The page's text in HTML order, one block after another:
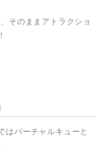
そのままアトラクショ
はバーチャルキューと